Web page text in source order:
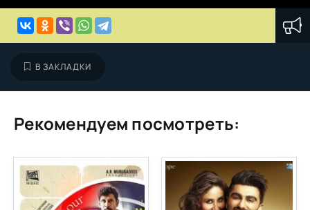
В ЗАКЛАДКИ
Рекомендуем посмотреть: